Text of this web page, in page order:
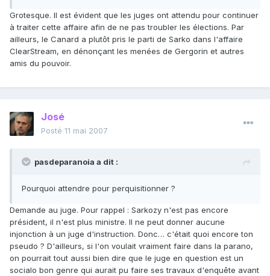
Grotesque. Il est évident que les juges ont attendu pour continuer
à traiter cette affaire afin de ne pas troubler les élections. Par
ailleurs, le Canard a plutôt pris le parti de Sarko dans l'affaire
ClearStream, en dénonçant les menées de Gergorin et autres
amis du pouvoir.
José
Posté 11 mai 2007
pasdeparanoia a dit :
Pourquoi attendre pour perquisitionner ?
Demande au juge. Pour rappel : Sarkozy n'est pas encore
président, il n'est plus ministre. Il ne peut donner aucune
injonction à un juge d'instruction. Donc… c'était quoi encore ton
pseudo ? D'ailleurs, si l'on voulait vraiment faire dans la parano,
on pourrait tout aussi bien dire que le juge en question est un
socialo bon genre qui aurait pu faire ses travaux d'enquête avant